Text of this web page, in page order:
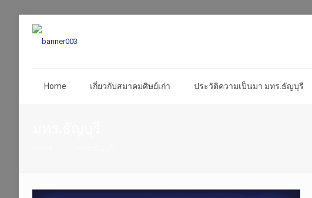
Home เกี่ยวกับสมาคมศิษย์เก่า ประวัติความเป็นมา มทร.ธัญบุรี